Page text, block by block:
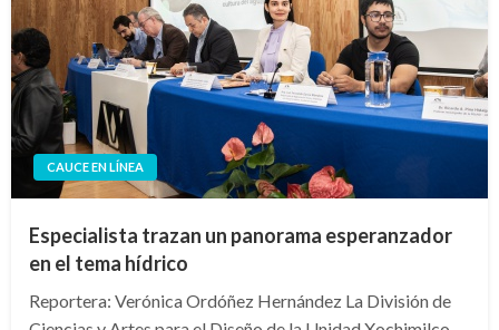
CAUCE EN LÍNEA
Especialista trazan un panorama esperanzador
en el tema hídrico
Reportera: Verónica Ordóñez Hernández La División de